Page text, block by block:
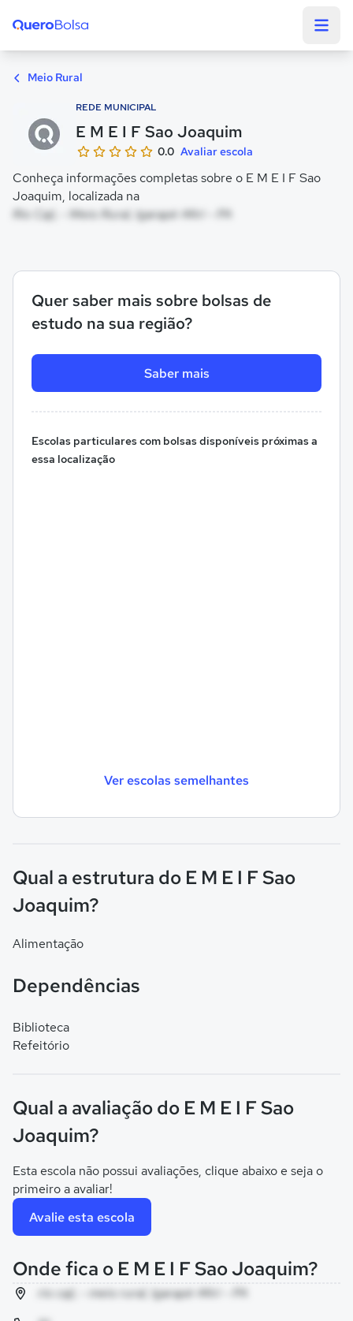
Meio Rural
REDE MUNICIPAL
E M E I F Sao Joaquim
0.0 Avaliar escola
Conheça informações completas sobre o E M E I F Sao
Joaquim, localizada na
Rio Caji, - Meio Rural, Igarapé-Miri - PA
Quer saber mais sobre bolsas de
estudo na sua região?
Saber mais
Escolas particulares com bolsas disponíveis próximas a
essa localização
Ver escolas semelhantes
Qual a estrutura do E M E I F Sao
Joaquim?
Alimentação
Dependências
Biblioteca
Refeitório
Qual a avaliação do E M E I F Sao
Joaquim?
Esta escola não possui avaliações, clique abaixo e seja o
primeiro a avaliar!
Avalie esta escola
Onde fica o E M E I F Sao Joaquim?
rio caji, - meio rural, Igarapé-Miri - PA